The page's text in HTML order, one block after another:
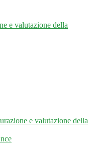
e valutazione della
e valutazione della